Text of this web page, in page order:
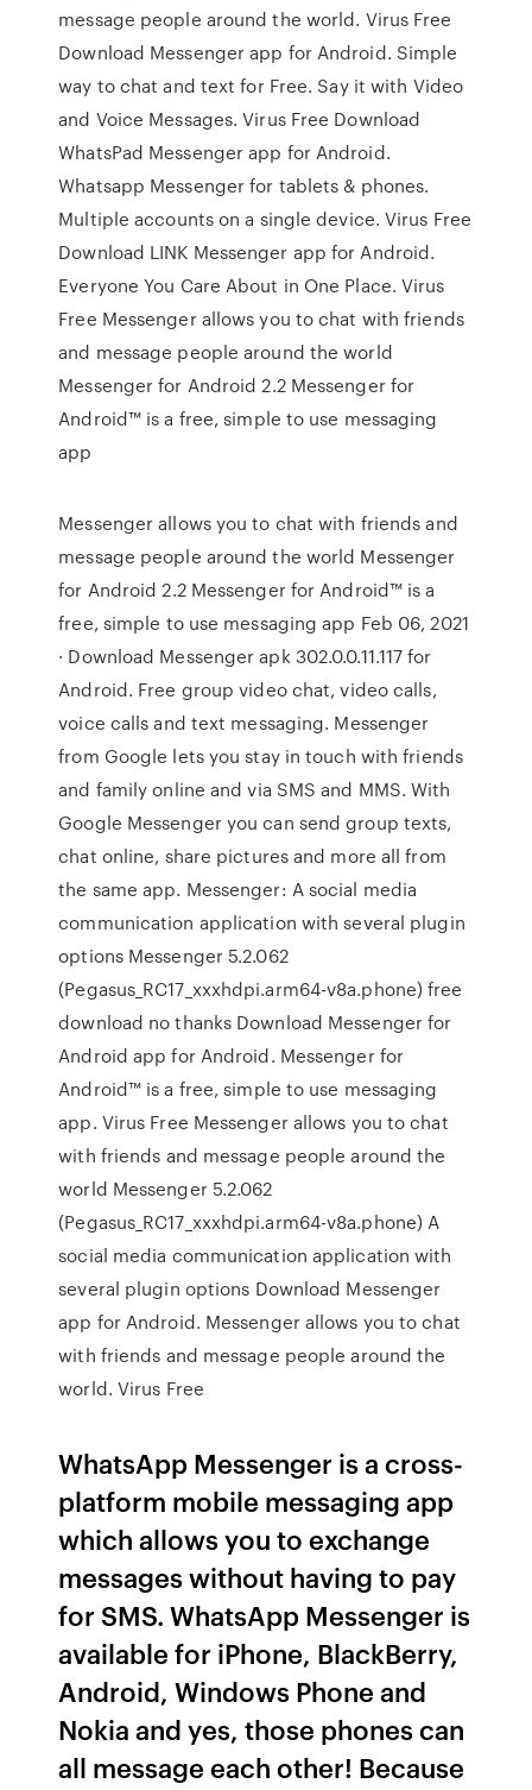
message people around the world. Virus Free
Download Messenger app for Android. Simple
way to chat and text for Free. Say it with Video
and Voice Messages. Virus Free Download
WhatsPad Messenger app for Android.
Whatsapp Messenger for tablets & phones.
Multiple accounts on a single device. Virus Free
Download LINK Messenger app for Android.
Everyone You Care About in One Place. Virus
Free Messenger allows you to chat with friends
and message people around the world
Messenger for Android 2.2 Messenger for
Android™ is a free, simple to use messaging
app
Messenger allows you to chat with friends and
message people around the world Messenger
for Android 2.2 Messenger for Android™ is a
free, simple to use messaging app Feb 06, 2021
· Download Messenger apk 302.0.0.11.117 for
Android. Free group video chat, video calls,
voice calls and text messaging. Messenger
from Google lets you stay in touch with friends
and family online and via SMS and MMS. With
Google Messenger you can send group texts,
chat online, share pictures and more all from
the same app. Messenger: A social media
communication application with several plugin
options Messenger 5.2.062
(Pegasus_RC17_xxxhdpi.arm64-v8a.phone) free
download no thanks Download Messenger for
Android app for Android. Messenger for
Android™ is a free, simple to use messaging
app. Virus Free Messenger allows you to chat
with friends and message people around the
world Messenger 5.2.062
(Pegasus_RC17_xxxhdpi.arm64-v8a.phone) A
social media communication application with
several plugin options Download Messenger
app for Android. Messenger allows you to chat
with friends and message people around the
world. Virus Free
WhatsApp Messenger is a cross-
platform mobile messaging app
which allows you to exchange
messages without having to pay
for SMS. WhatsApp Messenger is
available for iPhone, BlackBerry,
Android, Windows Phone and
Nokia and yes, those phones can
all message each other! Because